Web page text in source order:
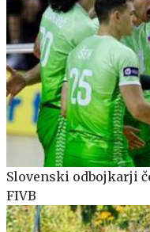
Slovenski odbojkarji
FIVB